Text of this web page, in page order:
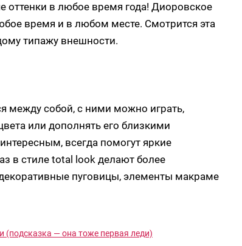
оттенки в любое время года! Диоровское
время и в любом месте. Смотрится эта
типажу внешности.
между собой, с ними можно играть,
или дополнять его близкими
всегда помогут яркие
в стиле total look делают более
пуговицы, элементы макраме
(подсказка — она тоже первая леди)